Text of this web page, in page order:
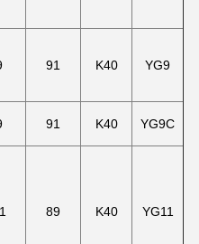
YG9
K40
91
YG9C
K40
91
YG11
K40
89